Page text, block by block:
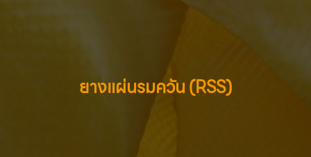
ยางแผ่นรมควัน (RSS)